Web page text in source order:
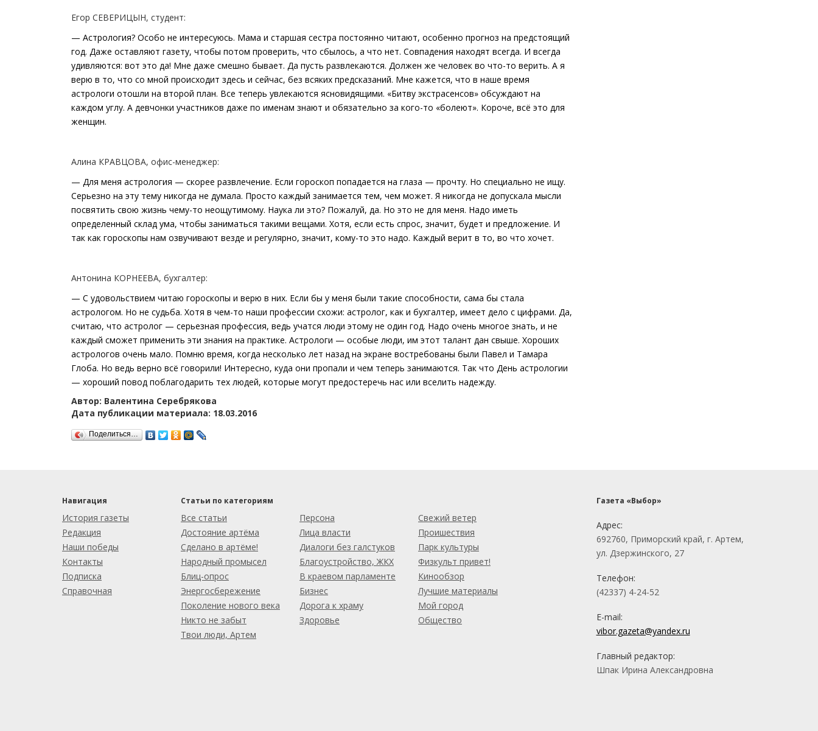
Егор СЕВЕРИЦЫН, студент:
— Астрология? Особо не интересуюсь. Мама и старшая сестра постоянно читают, особенно прогноз на предстоящий
год. Даже оставляют газету, чтобы потом проверить, что сбылось, а что нет. Совпадения находят всегда. И всегда
удивляются: вот это да! Мне даже смешно бывает. Да пусть развлекаются. Должен же человек во что-то верить. А я
верю в то, что со мной происходит здесь и сейчас, без всяких предсказаний. Мне кажется, что в наше время
астрологи отошли на второй план. Все теперь увлекаются ясновидящими. «Битву экстрасенсов» обсуждают на
каждом углу. А девчонки участников даже по именам знают и обязательно за кого-то «болеют». Короче, всё это для
женщин.
Алина КРАВЦОВА, офис-менеджер:
— Для меня астрология — скорее развлечение. Если гороскоп попадается на глаза — прочту. Но специально не ищу.
Серьезно на эту тему никогда не думала. Просто каждый занимается тем, чем может. Я никогда не допускала мысли
посвятить свою жизнь чему-то неощутимому. Наука ли это? Пожалуй, да. Но это не для меня. Надо иметь
определенный склад ума, чтобы заниматься такими вещами. Хотя, если есть спрос, значит, будет и предложение. И
так как гороскопы нам озвучивают везде и регулярно, значит, кому-то это надо. Каждый верит в то, во что хочет.
Антонина КОРНЕЕВА, бухгалтер:
— С удовольствием читаю гороскопы и верю в них. Если бы у меня были такие способности, сама бы стала
астрологом. Но не судьба. Хотя в чем-то наши профессии схожи: астролог, как и бухгалтер, имеет дело с цифрами. Да,
считаю, что астролог — серьезная профессия, ведь учатся люди этому не один год. Надо очень многое знать, и не
каждый сможет применить эти знания на практике. Астрологи — особые люди, им этот талант дан свыше. Хороших
астрологов очень мало. Помню время, когда несколько лет назад на экране востребованы были Павел и Тамара
Глоба. Но ведь верно всё говорили! Интересно, куда они пропали и чем теперь занимаются. Так что День астрологии
— хороший повод поблагодарить тех людей, которые могут предостеречь нас или вселить надежду.
Автор: Валентина Серебрякова
Дата публикации материала: 18.03.2016
Поделиться…
Навигация
История газеты
Редакция
Наши победы
Контакты
Подписка
Справочная
Статьи по категориям
Все статьи
Достояние артёма
Сделано в артёме!
Народный промысел
Блиц-опрос
Энергосбережение
Поколение нового века
Никто не забыт
Твои люди, Артем
Персона
Лица власти
Диалоги без галстуков
Благоустройство, ЖКХ
В краевом парламенте
Бизнес
Дорога к храму
Здоровье
Свежий ветер
Проишествия
Парк культуры
Физкульт привет!
Кинообзор
Лучшие материалы
Мой город
Общество
Газета «Выбор»
Адрес:
692760, Приморский край, г. Артем,
ул. Дзержинского, 27
Телефон:
(42337) 4-24-52
E-mail:
vibor.gazeta@yandex.ru
Главный редактор:
Шпак Ирина Александровна